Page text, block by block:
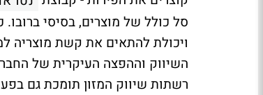
סל כולל של מוצרים, בסיסי
ויכולת להתאים את קשת מוצריה
השיווק וההפצה העיקרית של
רשתות שיווק המזון תומכת גם